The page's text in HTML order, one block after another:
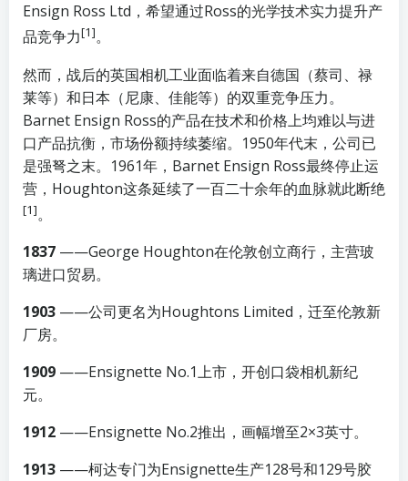
Ensign Ross Ltd，希望通过Ross的光学技术实力提升产
品竞争力[1]。
然而，战后的英国相机工业面临着来自德国（蔡司、禄
莱等）和日本（尼康、佳能等）的双重竞争压力。
Barnet Ensign Ross的产品在技术和价格上均难以与进
口产品抗衡，市场份额持续萎缩。1950年代末，公司已
是强弩之末。1961年，Barnet Ensign Ross最终停止运
营，Houghton这条延续了一百二十余年的血脉就此断绝
[1]。
1837 ——George Houghton在伦敦创立商行，主营玻
璃进口贸易。
1903 ——公司更名为Houghtons Limited，迁至伦敦新
厂房。
1909 ——Ensignette No.1上市，开创口袋相机新纪
元。
1912 ——Ensignette No.2推出，画幅增至2×3英寸。
1913 ——柯达专门为Ensignette生产128号和129号胶